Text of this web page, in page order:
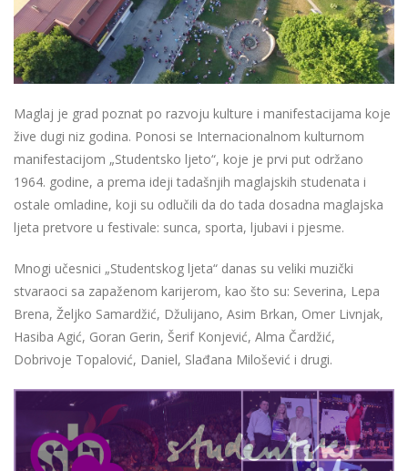
Maglaj je grad poznat po razvoju kulture i manifestacijama koje
žive dugi niz godina. Ponosi se Internacionalnom kulturnom
manifestacijom „Studentsko ljeto“, koje je prvi put održano
1964. godine, a prema ideji tadašnjih maglajskih studenata i
ostale omladine, koji su odlučili da do tada dosadna maglajska
ljeta pretvore u festivale: sunca, sporta, ljubavi i pjesme.
Mnogi učesnici „Studentskog ljeta“ danas su veliki muzički
stvaraoci sa zapaženom karijerom, kao što su: Severina, Lepa
Brena, Željko Samardžić, Džulijano, Asim Brkan, Omer Livnjak,
Hasiba Agić, Goran Gerin, Šerif Konjević, Alma Čardžić,
Dobrivoje Topalović, Daniel, Slađana Milošević i drugi.